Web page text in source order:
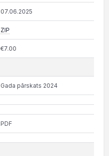
07.06.2025
ZIP
€7.00
Gada pārskats 2024
PDF